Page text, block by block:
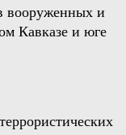
вооруженных и
Кавказе и юге